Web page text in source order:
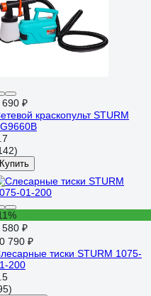
690 ₽
краскопульт STURM
Купить
580 ₽
790 ₽
тиски STURM 1075-
200